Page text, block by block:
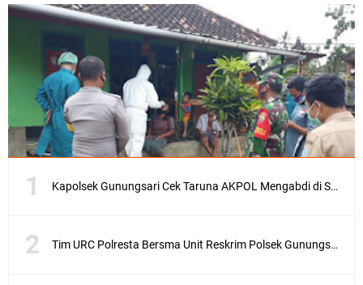
Kapolsek Gunungsari Cek Taruna AKPOL Mengabdi di SRD 4
Tim URC Polresta Bersma Unit Reskrim Polsek Gunungsari Tangkap Pelaku Curanmor